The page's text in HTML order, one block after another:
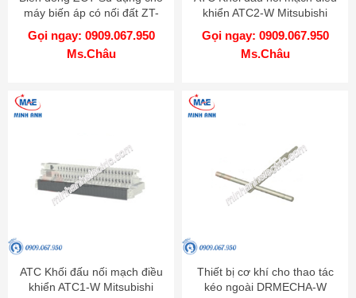
máy biến áp có nối đất ZT-
30B-W Mitsubishi
Gọi ngay: 0909.067.950
Ms.Châu
khiển ATC2-W Mitsubishi
Gọi ngay: 0909.067.950
Ms.Châu
ATC Khối đấu nối mạch điều
khiển ATC1-W Mitsubishi
Thiết bị cơ khí cho thao tác
kéo ngoài DRMECHA-W